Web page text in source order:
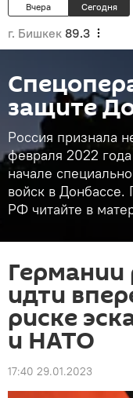
Вчера Сегодня
г. Бишкек 89.3
защите
Россия признала
февраля 2022
начале
войск в Донбассе.
РФ читайте в
идти
риске
и НАТО
17:40 29.01.2023